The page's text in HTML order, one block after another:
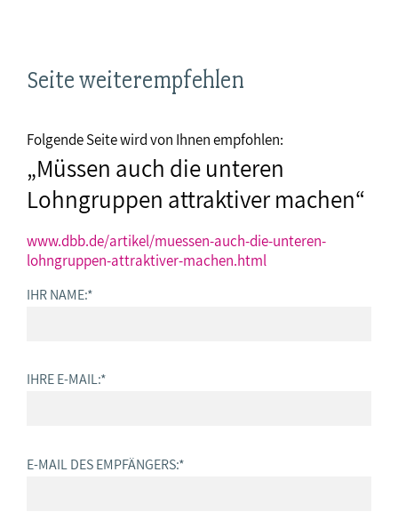
Seite weiterempfehlen
Folgende Seite wird von Ihnen empfohlen:
„Müssen auch die unteren
Lohngruppen attraktiver machen“
www.dbb.de/artikel/muessen-auch-die-unteren-
lohngruppen-attraktiver-machen.html
IHR NAME:*
IHRE E-MAIL:*
E-MAIL DES EMPFÄNGERS:*